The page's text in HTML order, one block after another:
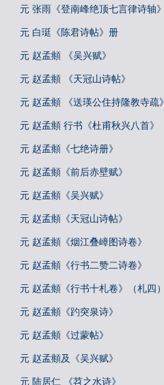
元 张雨《登南峰绝顶七言律诗轴》
元 白珽《陈君诗帖》册
元 赵孟頫 《吴兴赋》
元 赵孟頫 《天冠山诗帖》
元 赵孟頫 《送瑛公住持隆教寺疏》
元 赵孟頫 行书《杜甫秋兴八首》
元 赵孟頫《七绝诗册》
元 赵孟頫《前后赤壁赋》
元 赵孟頫《吴兴赋》
元 赵孟頫《天冠山诗帖》
元 赵孟頫《烟江叠嶂图诗卷》
元 赵孟頫《行书二赞二诗卷》
元 赵孟頫《行书十札卷》（札四）
元 赵孟頫《趵突泉诗》
元 赵孟頫《过蒙帖》
元 赵孟頫及《吴兴赋》
元 陆居仁 《苕之水诗》